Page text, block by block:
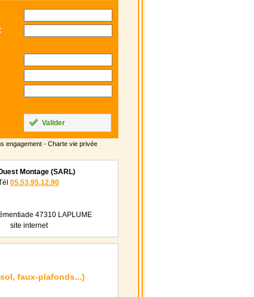
Valider
engagement - Charte vie privée
Montage (SARL)
05.53.95.12.90
47310 LAPLUME
site internet
faux-plafonds...)